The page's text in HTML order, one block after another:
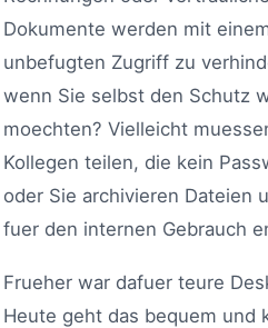
Dokumente werden mit
unbefugten Zugriff zu
wenn Sie selbst den Schutz
moechten? Vielleicht
Kollegen teilen, die kein
oder Sie archivieren Dateien
fuer den internen Gebrauch
Frueher war dafuer teure
Heute geht das bequem und